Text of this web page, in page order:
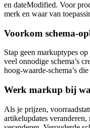
en dateModified. Voor
merk en waar van
Voorkom
Stap geen markuptypes
veel onnodige schema’s
hoog‑waarde‑schema’s
Werk markup bij
Als je prijzen,
artikelupdates